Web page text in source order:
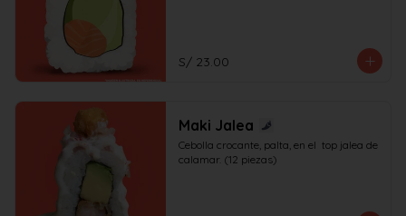
S/ 23.00
Maki Jalea
Cebolla crocante, palta, en el  top jalea de
calamar. (12 piezas)